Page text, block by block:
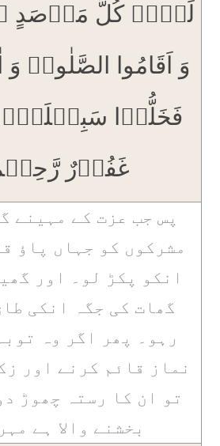
لَہُمۡ کُلَّ مَرۡصَدٍ
وَ اَقَامُوا الصَّلٰوۃَ وَ
فَخَلُّوۡا سَبِیۡلَہُمۡ
غَفُوۡرٌ رَّحِیۡمٌ
پس جب عزت کے مہینے
مشرکوں کو جہاں پاؤ
انکو پکڑ لو۔ اور
گھات کی جگہ انکی
رہو۔ پھر اگر وہ
نماز قائم کرنے اور
تو ان کا رستہ چھوڑ
بخشنے والا ہے